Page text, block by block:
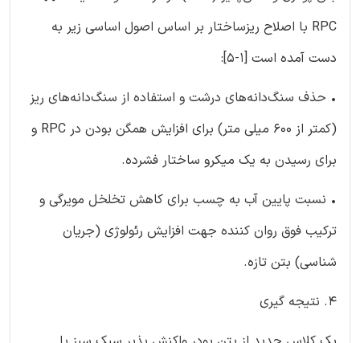
RPC با اصلاح ریزساختار بر اساس اصول اساسی زیر به
دست آمده است [1-5]:
• حذف سنگ‌دانه‌های درشت و استفاده از سنگ‌دانه‌های ریز
(کمتر از 600 میلی متر) برای افزایش همگن بودن در RPC و
برای رسیدن به یک میکرو ساختار فشرده.
• نسبت پایین آب به چسب برای کاهش تخلخل مویرگی و
ترکیب فوق روان کننده جهت افزایش رئولوژی (جریان
شناسی) بتن تازه.
4. نتیجه گیری